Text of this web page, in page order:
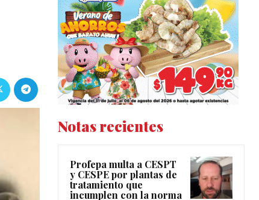
Notas recientes
Profepa multa a CESPT
y CESPE por plantas de
tratamiento que
incumplen con la norma